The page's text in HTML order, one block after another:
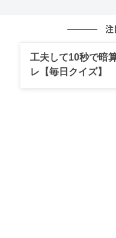
の記事をも
注
工夫して10秒で暗
レ【毎日クイズ】